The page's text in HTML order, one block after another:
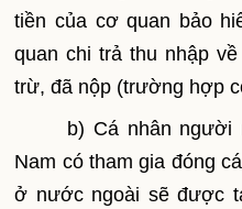
tiền của cơ quan bảo
quan chi trả thu nhập
trừ, đã nộp (trường hợp
b) Cá nhân
Nam có tham gia đóng
ở nước ngoài sẽ được